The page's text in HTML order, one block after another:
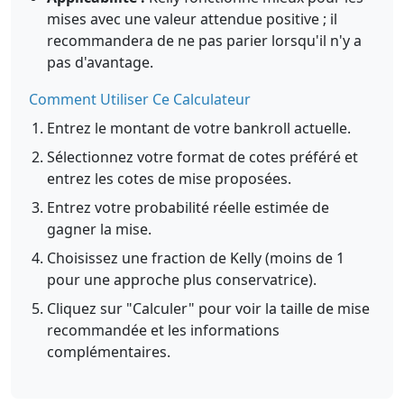
mises avec une valeur attendue positive ; il
recommandera de ne pas parier lorsqu'il n'y a
pas d'avantage.
Comment Utiliser Ce Calculateur
Entrez le montant de votre bankroll actuelle.
Sélectionnez votre format de cotes préféré et
entrez les cotes de mise proposées.
Entrez votre probabilité réelle estimée de
gagner la mise.
Choisissez une fraction de Kelly (moins de 1
pour une approche plus conservatrice).
Cliquez sur "Calculer" pour voir la taille de mise
recommandée et les informations
complémentaires.